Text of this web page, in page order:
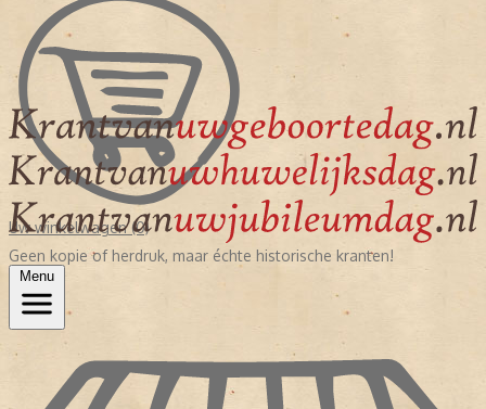
Uw winkelwagen (0)
Geen kopie of herdruk, maar échte historische kranten!
Menu